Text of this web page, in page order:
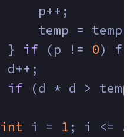
            	p++;
temp =
}
if (p != 0)
d++;
if (d * d >
int i = 1 ; i <=